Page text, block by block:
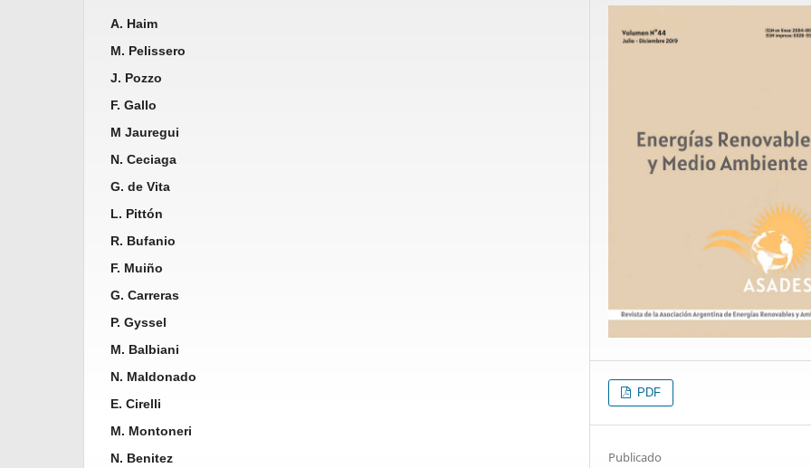
A. Haim
M. Pelissero
J. Pozzo
F. Gallo
M Jauregui
N. Ceciaga
G. de Vita
L. Pittón
R. Bufanio
F. Muiño
G. Carreras
P. Gyssel
M. Balbiani
N. Maldonado
E. Cirelli
M. Montoneri
N. Benitez
PDF
Publicado